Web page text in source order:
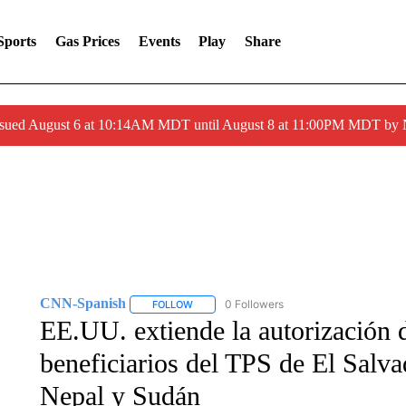
Gas Prices Events Play Share
August 6 at 10:14AM MDT until August 8 at 11:00PM MDT by
CNN-Spanish FOLLOWFOLLOW "CNN-SPANISH" TO RECEIVE
0 Followers
EE.UU. extiende la autorización
beneficiarios del TPS de El
Nepal y Sudán